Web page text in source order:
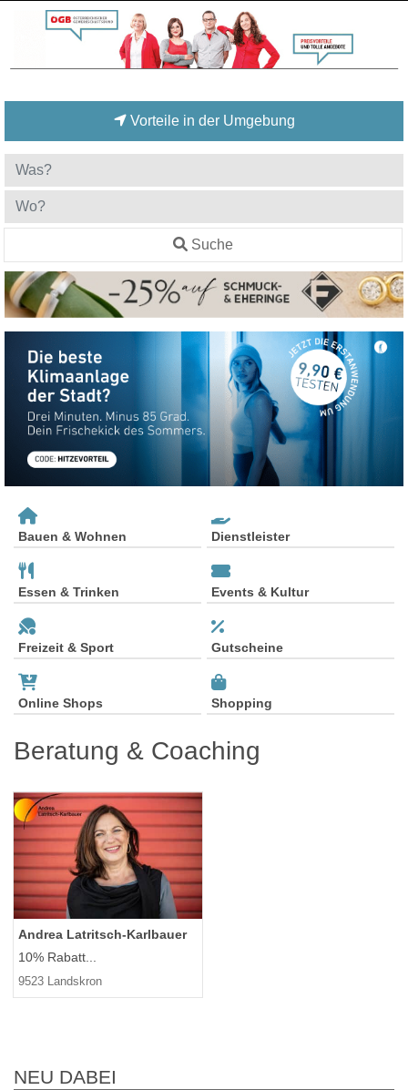
Vorteile in der Umgebung
Suche
Bauen & Wohnen Dienstleister
Essen & Trinken Events & Kultur
Freizeit & Sport Gutscheine
Online Shops Shopping
Beratung & Coaching
Andrea Latritsch-Karlbauer
10% Rabatt...
9523 Landskron
NEU DABEI